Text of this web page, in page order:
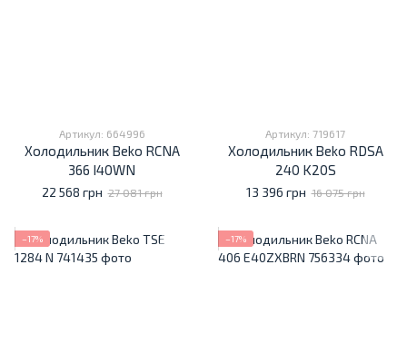
Артикул: 664996
Холодильник Beko RCNA
366 I40WN
22 568 грн 27 081 грн
Артикул: 719617
Холодильник Beko RDSA
240 K20S
13 396 грн 16 075 грн
−17% −17%